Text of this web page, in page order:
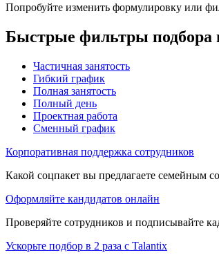
Попробуйте изменить формулировку или
Быстрые фильтры подбора
Частичная занятость
Гибкий график
Полная занятость
Полный день
Проектная работа
Сменный график
Корпоративная поддержка сотрудников
Какой соцпакет вы предлагаете семейным
Оформляйте кандидатов онлайн
Проверяйте сотрудников и подписывайте
Ускорьте подбор в 2 раза с Talantix